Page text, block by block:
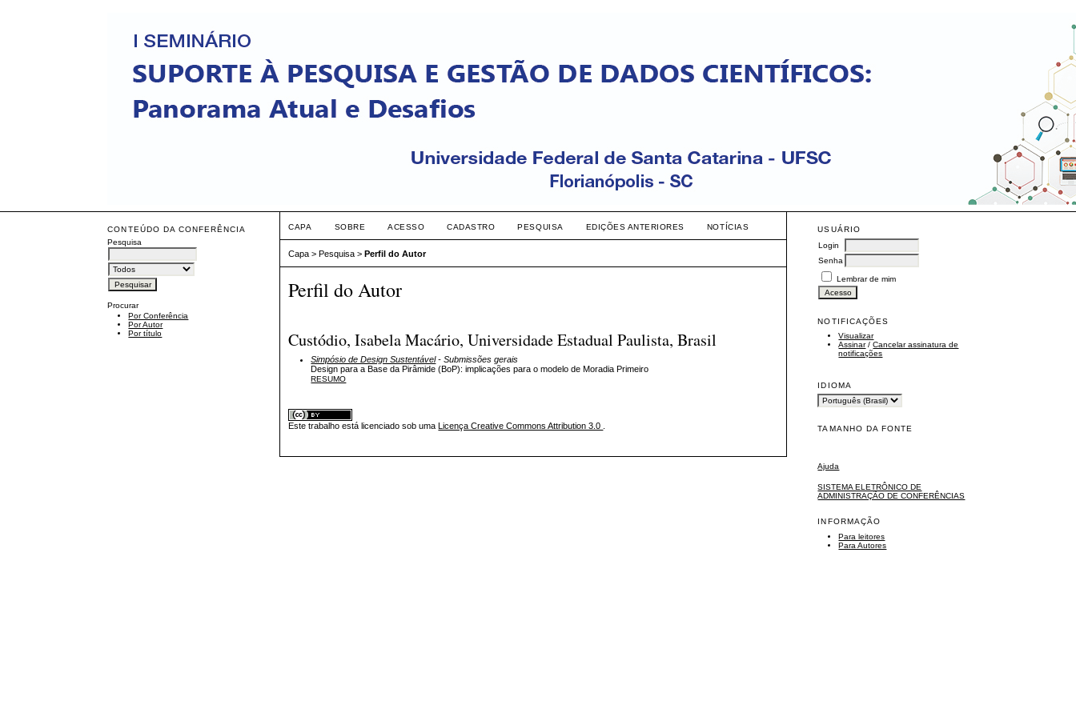
CONTEÚDO DA CONFERÊNCIA
Pesquisa
Procurar
Por Conferência
Por Autor
Por título
USUÁRIO
Login
Senha
Lembrar de mim
NOTIFICAÇÕES
Visualizar
Assinar/Cancelar assinatura de
notificações
IDIOMA
TAMANHO DA FONTE
Ajuda
SISTEMA ELETRÔNICO DE
ADMINISTRAÇÃO DE CONFERÊNCIAS
INFORMAÇÃO
Para leitores
Para Autores
CAPA SOBRE ACESSO CADASTRO PESQUISA EDIÇÕES ANTERIORES NOTÍCIAS
Capa >Pesquisa >Perfil do Autor
Perfil do Autor
Custódio, Isabela Macário, Universidade Estadual Paulista, Brasil
Simpósio de Design Sustentável- Submissões gerais
Design para a Base da Pirâmide (BoP): implicações para o modelo de Moradia Primeiro
RESUMO
Este trabalho está licenciado sob uma Licença Creative Commons Attribution 3.0